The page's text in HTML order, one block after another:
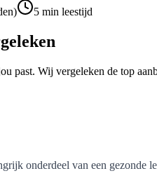
) 5 min leestijd
past. Wij vergeleken de top
onderdeel van een